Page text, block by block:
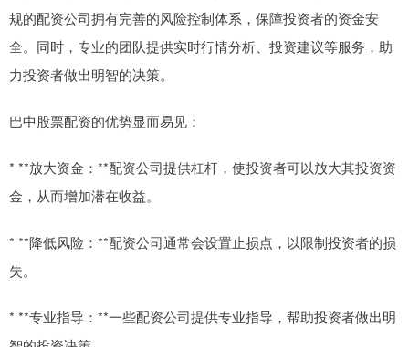
规的配资公司拥有完善的风险控制体系，保障投资者的资金安
全。同时，专业的团队提供实时行情分析、投资建议等服务，助
力投资者做出明智的决策。
巴中股票配资的优势显而易见：
* **放大资金：**配资公司提供杠杆，使投资者可以放大其投资资
金，从而增加潜在收益。
* **降低风险：**配资公司通常会设置止损点，以限制投资者的损
失。
* **专业指导：**一些配资公司提供专业指导，帮助投资者做出明